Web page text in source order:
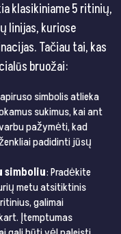
klasikiniame 5 ritinių,
linijas, kuriose
Tačiau tai, kas
bruožai:
simbolis atlieka
sukimus, kai ant
pažymėti, kad
padidinti jūsų
simboliu: Pradėkite
metu atsitiktinis
galimai
Įtemptumas